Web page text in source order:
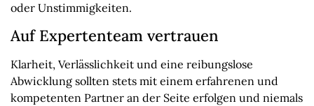
oder Unstimmigkeiten.
Auf Expertenteam vertrauen
Klarheit, Verlässlichkeit und eine reibungslose
Abwicklung sollten stets mit einem erfahrenen und
kompetenten Partner an der Seite erfolgen und niemals